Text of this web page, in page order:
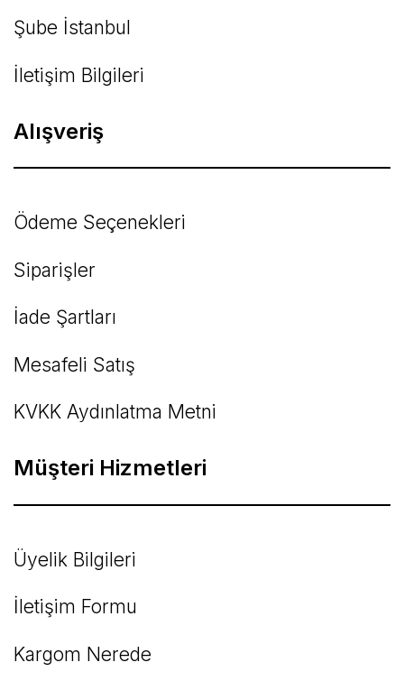
Şube İstanbul
İletişim Bilgileri
Alışveriş
Ödeme Seçenekleri
Siparişler
İade Şartları
Mesafeli Satış
KVKK Aydınlatma Metni
Müşteri Hizmetleri
Üyelik Bilgileri
İletişim Formu
Kargom Nerede